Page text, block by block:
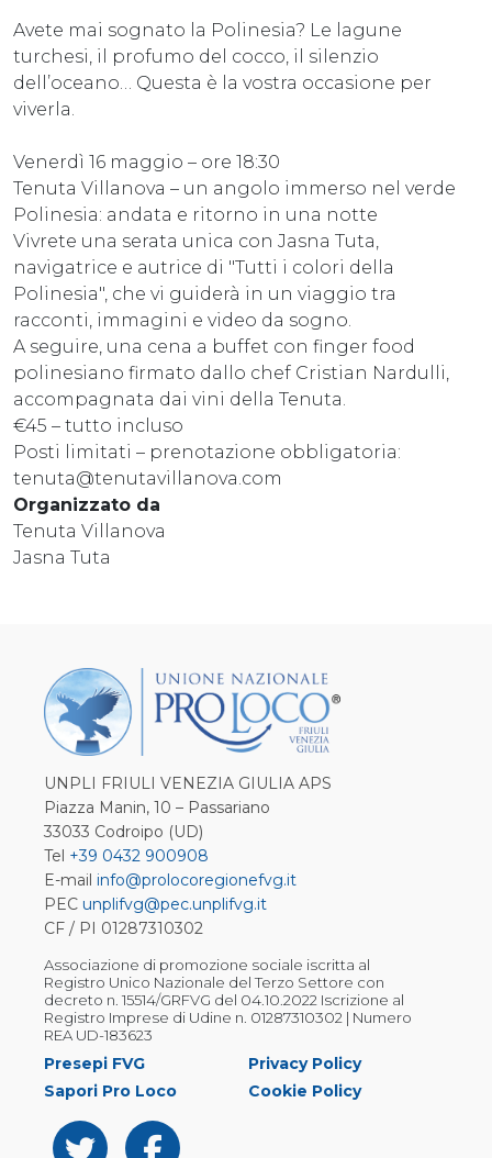
Avete mai sognato la Polinesia? Le lagune
turchesi, il profumo del cocco, il silenzio
dell’oceano… Questa è la vostra occasione per
viverla.
Venerdì 16 maggio – ore 18:30
Tenuta Villanova – un angolo immerso nel verde
Polinesia: andata e ritorno in una notte
Vivrete una serata unica con Jasna Tuta,
navigatrice e autrice di "Tutti i colori della
Polinesia", che vi guiderà in un viaggio tra
racconti, immagini e video da sogno.
A seguire, una cena a buffet con finger food
polinesiano firmato dallo chef Cristian Nardulli,
accompagnata dai vini della Tenuta.
€45 – tutto incluso
Posti limitati – prenotazione obbligatoria:
tenuta@tenutavillanova.com
Organizzato da
Tenuta Villanova
Jasna Tuta
UNPLI FRIULI VENEZIA GIULIA APS
Piazza Manin, 10 – Passariano
33033 Codroipo (UD)
Tel +39 0432 900908
E-mail info@prolocoregionefvg.it
PEC unplifvg@pec.unplifvg.it
CF / PI 01287310302
Associazione di promozione sociale iscritta al
Registro Unico Nazionale del Terzo Settore con
decreto n. 15514/GRFVG del 04.10.2022 Iscrizione al
Registro Imprese di Udine n. 01287310302 | Numero
REA UD-183623
Presepi FVG
Sapori Pro Loco
Privacy Policy
Cookie Policy